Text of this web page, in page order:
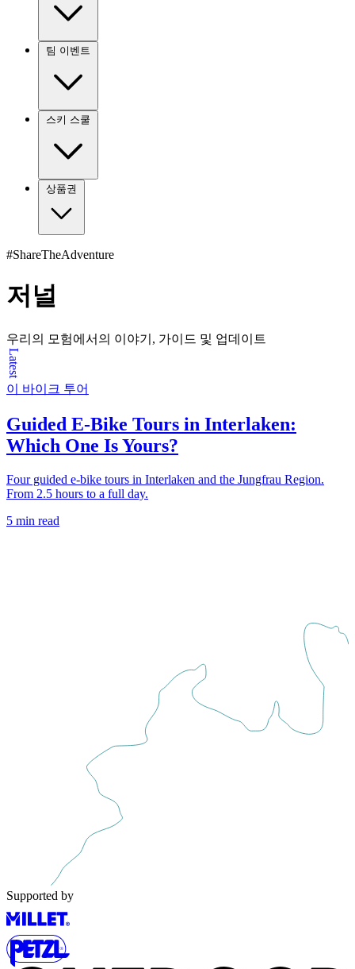
#ShareTheAdventure
저널
우리의 모험에서의 이야기, 가이드 및 업데이트
Latest
이 바이크 투어
Guided E-Bike Tours in Interlaken:
Which One Is Yours?
Four guided e-bike tours in Interlaken and the Jungfrau Region.
From 2.5 hours to a full day.
5 min read
Supported by